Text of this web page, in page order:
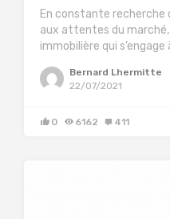
En constante recherche
aux attentes du marché,
immobilière qui
Bernard Lhermitte
22/07/2021
0 6162 411